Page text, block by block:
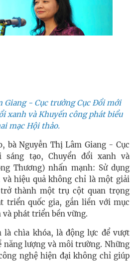
Giang - Cục trưởng Cục Đổi mới
xanh và Khuyến công phát biểu
mạc Hội thảo.
bà Nguyễn Thị Lâm Giang - Cục
sáng tạo, Chuyển đổi xanh và
Thương) nhấn mạnh: Sử dụng
hiệu quả không chỉ là một giải
thành một trụ cột quan trọng
triển quốc gia, gắn liền với mục
phát triển bền vững.
là chìa khóa, là động lực để vượt
năng lượng và môi trường. Những
nghệ hiện đại không chỉ giúp